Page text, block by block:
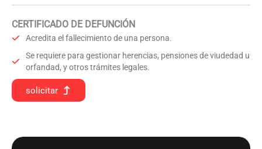
CERTIFICADO DE DEFUNCIÓN
Acredita el fallecimiento de una persona.
Se requiere para gestionar herencias, pensiones de viudedad u
orfandad, y otros trámites legales.
solicitar